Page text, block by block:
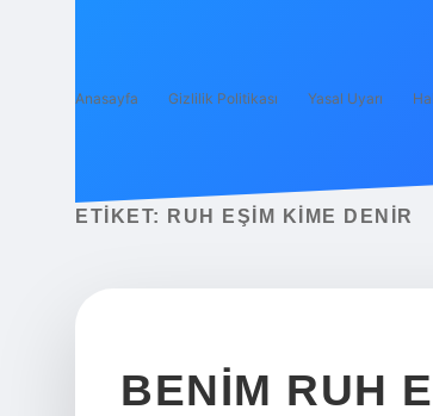
Anasayfa Gizlilik Politikası Yasal Uyarı
ETIKET: RUH EŞIM KIME DENIR
BENIM RUH